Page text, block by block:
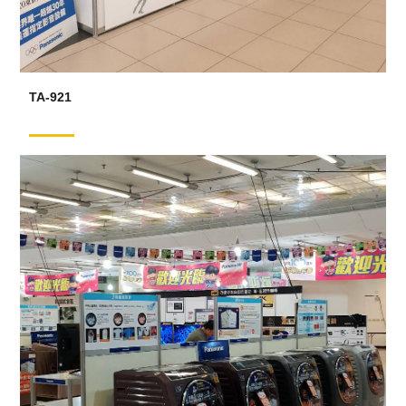
TA-921